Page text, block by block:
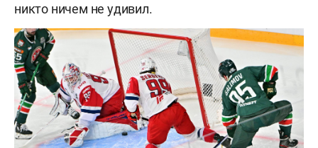
никто ничем не удивил.